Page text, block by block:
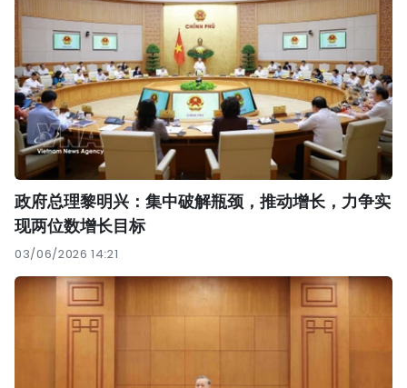
政府总理黎明兴：集中破解瓶颈，推动增长，力争实
现两位数增长目标
03/06/2026 14:21